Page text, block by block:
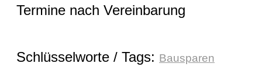
Termine nach Vereinbarung
Schlüsselworte / Tags: Bausparen